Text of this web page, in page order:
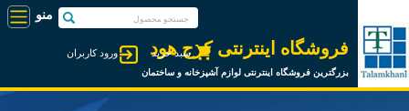
فروشگاه اینترنتی کرج هود
بزرگترین فروشگاه اینترنتی لوازم آشپزخانه و ساختمان
ورود کاربران سبد خرید